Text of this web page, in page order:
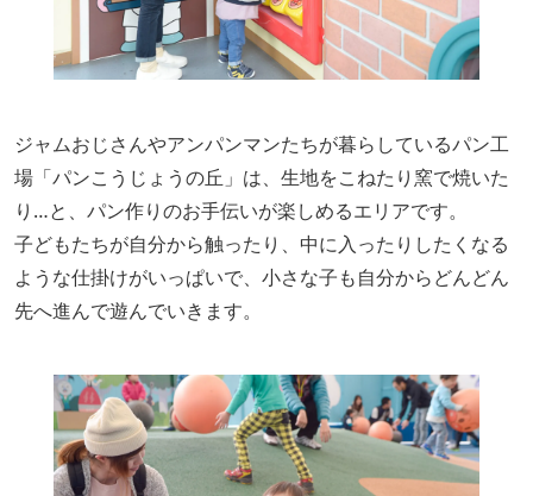
ジャムおじさんやアンパンマンたちが暮らしているパン工
場「パンこうじょうの丘」は、生地をこねたり窯で焼いた
り…と、パン作りのお手伝いが楽しめるエリアです。
子どもたちが自分から触ったり、中に入ったりしたくなる
ような仕掛けがいっぱいで、小さな子も自分からどんどん
先へ進んで遊んでいきます。